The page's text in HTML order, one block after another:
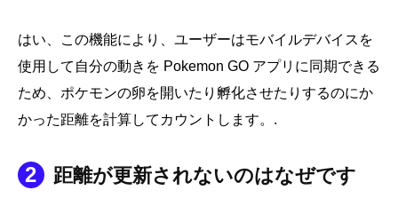
はい、この機能により、ユーザーはモバイルデバイスを
使用して自分の動きを Pokemon GO アプリに同期できる
ため、ポケモンの卵を開いたり孵化させたりするのにか
かった距離を計算してカウントします。.
2
距離が更新されないのはなぜです